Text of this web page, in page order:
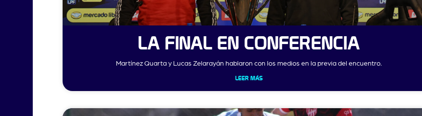
LA FINAL EN CONFERENCIA
Martínez Quarta y Lucas Zelarayán hablaron con los medios en la previa del encuentro.
LEER MÁS